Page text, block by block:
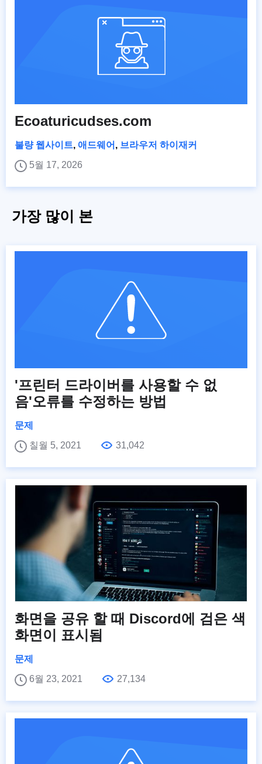
Ecoaturicudses.com
불량 웹사이트, 애드웨어 , 브라우저 하이재커
5월 17, 2026
가장 많이 본
'프린터 드라이버를 사용할 수 없
음'오류를 수정하는 방법
문제
칠월 5, 2021
31,042
화면을 공유 할 때 Discord에 검은 색
화면이 표시됨
문제
6월 23, 2021
27,134